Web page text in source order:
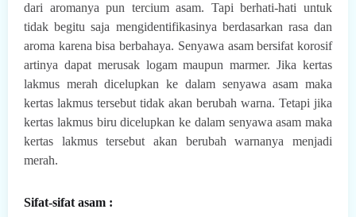
dari aromanya pun tercium asam. Tapi berhati-hati untuk
tidak begitu saja mengidentifikasinya berdasarkan rasa dan
aroma karena bisa berbahaya. Senyawa asam bersifat korosif
artinya dapat merusak logam maupun marmer. Jika kertas
lakmus merah dicelupkan ke dalam senyawa asam maka
kertas lakmus tersebut tidak akan berubah warna. Tetapi jika
kertas lakmus biru dicelupkan ke dalam senyawa asam maka
kertas lakmus tersebut akan berubah warnanya menjadi
merah.
Sifat-sifat asam :